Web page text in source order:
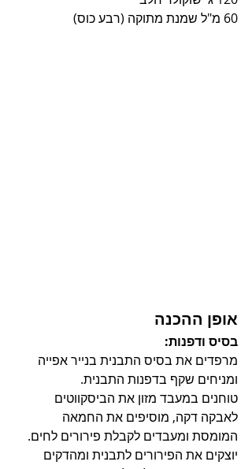
60 מ"ל שמנת מתוקה (רבע כוס)
אופן ההכנה
בסיס ודפנות:
מרפדים את בסיס התבנית בנייר אפייה
ומניחים שקף בדפנות התבנית.
טוחנים במעבד מזון את הביסקווטים
לאבקה דקה, מוסיפים את החמאה
המומסת ומעבדים לקבלת פירורים לחים.
יוצקים את הפירורים לתבנית ומהדקים